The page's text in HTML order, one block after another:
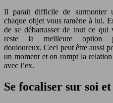
Il parait difficile de surmonter
chaque objet vous ramène à lui.
de se débarrasser de tout ce qui
reste la meilleure option
douloureux. Ceci peut être aussi
un moment et on rompt la
avec l’ex.
Se focaliser sur soi